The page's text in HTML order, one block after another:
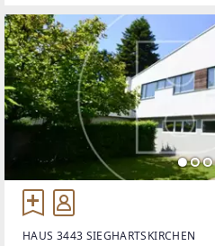
HAUS 3443 SIEGHARTSKIRCHEN